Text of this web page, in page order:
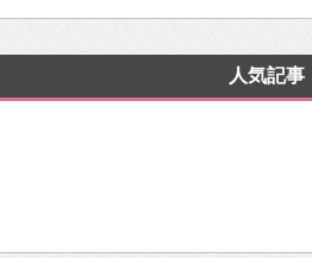
人気記事